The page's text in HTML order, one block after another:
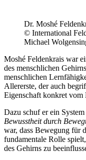
Dr. Moshé
© International
Michael
Moshé Feldenkrais war
des menschlichen
menschlichen
Allererste, der auch
Eigenschaft konkret vom
Dazu schuf er ein
Bewusstheit durch
war, dass Bewegung für
fundamentale Rolle
des Gehirns zu